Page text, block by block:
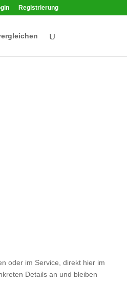
Registrierung
oder im Service, direkt hier im
Details an und bleiben